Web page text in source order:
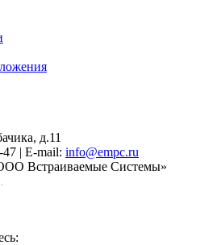
д.11
47 | E-mail: info@empc.ru
Встраиваемые Системы»